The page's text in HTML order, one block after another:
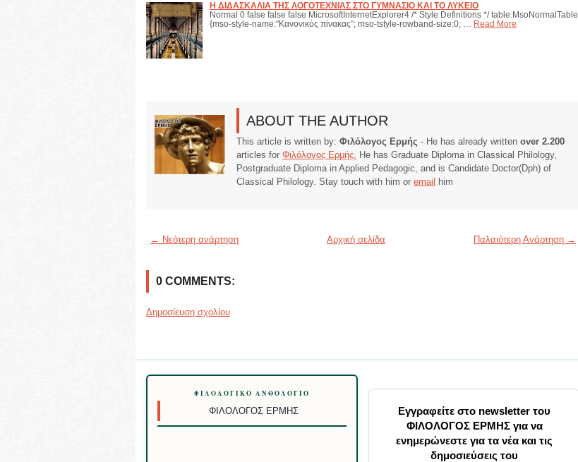
Η ΔΙΔΑΣΚΑΛΙΑ ΤΗΣ ΛΟΓΟΤΕΧΝΙΑΣ ΣΤΟ ΓΥΜΝΑΣΙΟ ΚΑΙ ΤΟ ΛΥΚΕΙΟ
Normal 0 false false false MicrosoftInternetExplorer4 /* Style Definitions */ table.MsoNormalTable
{mso-style-name:"Κανονικός πίνακας"; mso-tstyle-rowband-size:0; …
Read More
ABOUT THE AUTHOR
This article is written by: Φιλόλογος Ερμής - He has already written over 2.200
articles for Φιλόλογος Ερμής. He has Graduate Diploma in Classical Philology,
Postgraduate Diploma in Applied Pedagogic, and is Candidate Doctor(Dph) of
Classical Philology. Stay touch with him or email him
← Νεότερη ανάρτηση Παλαιότερη Ανάρτηση →
Αρχική σελίδα
0 COMMENTS:
Δημοσίευση σχολίου
ΦΙΛΟΛΟΓΙΚΌ ΑΝΘΟΛΌΓΙΟ
ΦΙΛΌΛΟΓΟΣ ΕΡΜΉΣ
Εγγραφείτε στο newsletter του
ΦΙΛΟΛΟΓΟΣ ΕΡΜΗΣ για να
ενημερώνεστε για τα νέα και τις
δημοσιεύσεις του